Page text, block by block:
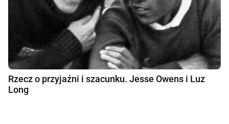
Rzecz o przyjaźni i szacunku. Jesse Owens i Luz
Long